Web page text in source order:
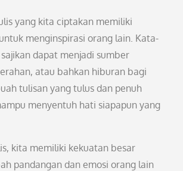
yang kita ciptakan memiliki
menginspirasi orang lain. Kata-
dapat menjadi sumber
atau bahkan hiburan bagi
tulisan yang tulus dan penuh
menyentuh hati siapapun yang
kita memiliki kekuatan besar
pandangan dan emosi orang lain